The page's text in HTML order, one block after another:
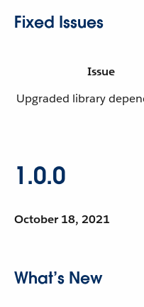
Fixed Issues
Issue
Upgraded library
1.0.0
October 18, 2021
What’s New